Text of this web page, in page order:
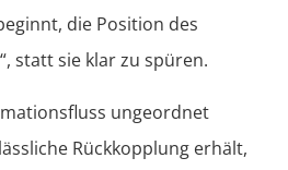
die Position des
statt sie klar zu spüren.
ungeordnet
Rückkopplung erhält,